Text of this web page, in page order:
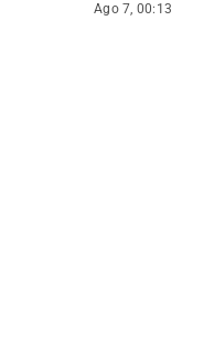
Ago 7, 00:13